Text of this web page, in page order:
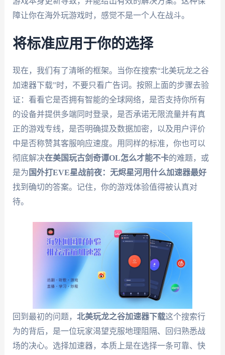
障让你在海外玩游戏时，感觉不是一个人在战斗。
将标准应用于你的选择
现在，我们有了清晰的框架。当你在搜索“北美玩龙之谷
加速器下载”时，不要只看广告词。按照上面的步骤去验
证：看看它是否拥有智能的全球网络，是否支持你所有
的设备并提供多端同时登录，是否承诺无限流量并有真
正的游戏专线，是否明确提及数据加密，以及用户评价
中是否称赞其客服响应速度。用同样的标准，你也可以
彻底解决在美国玩古剑奇谭OL怎么才能不卡的难题，或
是为 国外打EVE星战前夜：无烬星河用什么加速器最好
找到确切的答案。记住，你的游戏体验值得被认真对
待。
回到最初的问题， 北美玩龙之谷加速器下载这个搜索行
为的背后，是一位玩家渴望克服地理阻隔、回归熟悉战
场的决心。选择加速器，本质上是在选择一条可靠、快